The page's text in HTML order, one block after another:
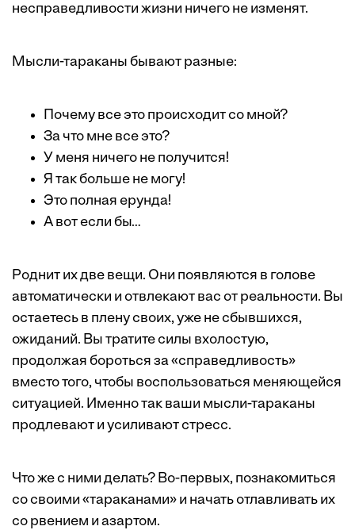
несправедливости жизни ничего не изменят.
Мысли-тараканы бывают разные:
Почему все это происходит со мной?
За что мне все это?
У меня ничего не получится!
Я так больше не могу!
Это полная ерунда!
А вот если бы…
Роднит их две вещи. Они появляются в голове
автоматически и отвлекают вас от реальности. Вы
остаетесь в плену своих, уже не сбывшихся,
ожиданий. Вы тратите силы вхолостую,
продолжая бороться за «справедливость»
вместо того, чтобы воспользоваться меняющейся
ситуацией. Именно так ваши мысли-тараканы
продлевают и усиливают стресс.
Что же с ними делать? Во-первых, познакомиться
со своими «тараканами» и начать отлавливать их
со рвением и азартом.